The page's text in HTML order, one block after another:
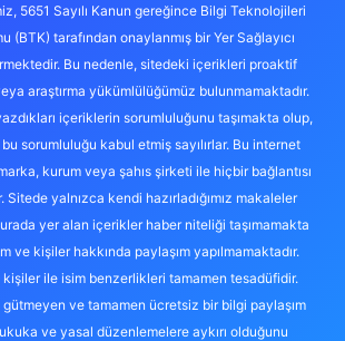
5651 Sayılı Kanun gereğince Bilgi Teknolojileri
(BTK) tarafından onaylanmış bir Yer Sağlayıcı
Bu nedenle, sitedeki içerikleri proaktif
araştırma yükümlülüğümüz bulunmamaktadır.
içeriklerin sorumluluğunu taşımakta olup,
sorumluluğu kabul etmiş sayılırlar. Bu internet
kurum veya şahıs şirketi ile hiçbir bağlantısı
Sitede yalnızca kendi hazırladığımız makaleler
yer alan içerikler haber niteliği taşımamakta
ve kişiler hakkında paylaşım yapılmamaktadır.
ile isim benzerlikleri tamamen tesadüfidir.
gütmeyen ve tamamen ücretsiz bir bilgi paylaşım
ve yasal düzenlemelere aykırı olduğunu